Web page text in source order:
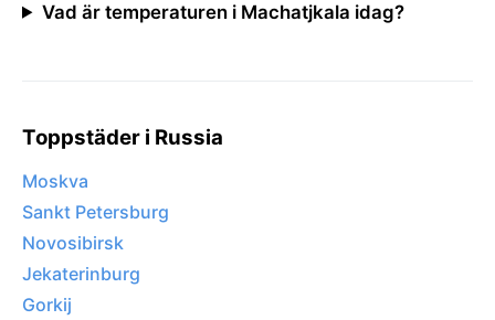
Vad är temperaturen i Machatjkala idag?
Toppstäder i Russia
Moskva
Sankt Petersburg
Novosibirsk
Jekaterinburg
Gorkij